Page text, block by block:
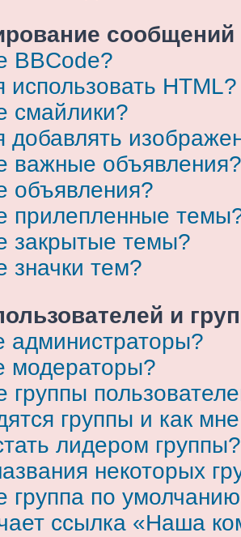
BBCode?
использовать HTML?
смайлики?
добавлять
важные объявления?
объявления?
прилепленные
закрытые темы?
значки тем?
и
администраторы?
модераторы?
группы
группы и как
лидером группы?
некоторых
группа по
ссылка «Наша